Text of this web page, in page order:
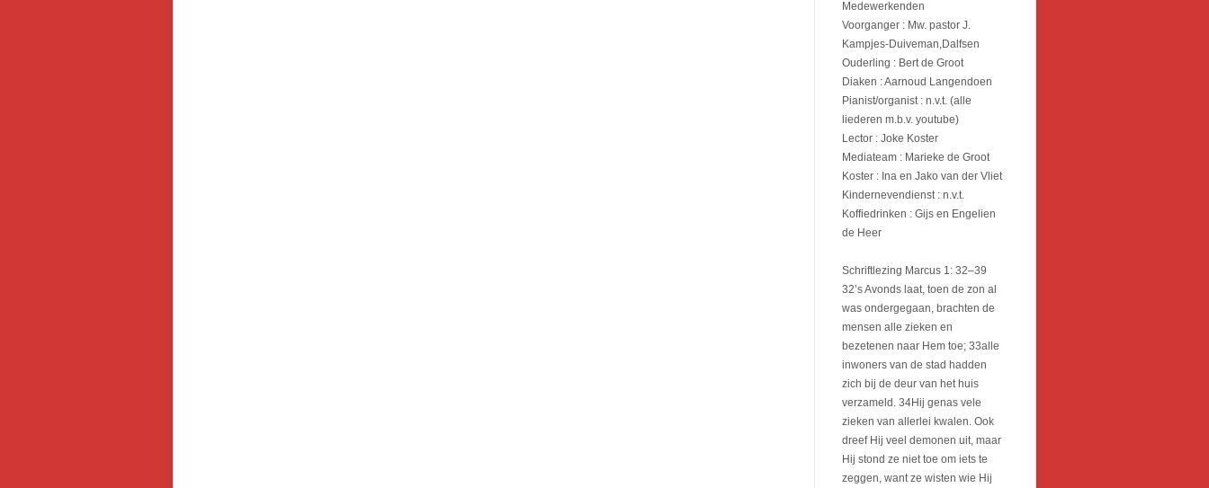
Medewerkenden
Voorganger : Mw. pastor J.
Kampjes-Duiveman,Dalfsen
Ouderling : Bert de Groot
Diaken : Aarnoud Langendoen
Pianist/organist : n.v.t. (alle
liederen m.b.v. youtube)
Lector : Joke Koster
Mediateam : Marieke de Groot
Koster : Ina en Jako van der Vliet
Kindernevendienst : n.v.t.
Koffiedrinken : Gijs en Engelien
de Heer
Schriftlezing Marcus 1: 32–39
32’s Avonds laat, toen de zon al
was ondergegaan, brachten de
mensen alle zieken en
bezetenen naar Hem toe; 33alle
inwoners van de stad hadden
zich bij de deur van het huis
verzameld. 34Hij genas vele
zieken van allerlei kwalen. Ook
dreef Hij veel demonen uit, maar
Hij stond ze niet toe om iets te
zeggen, want ze wisten wie Hij